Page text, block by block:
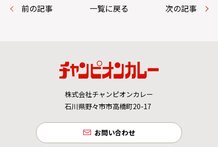
前の記事 一覧に戻る 次の記事
株式会社チャンピオンカレー
石川県野々市市高橋町20-17
お問い合わせ